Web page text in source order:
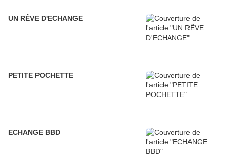
UN RÊVE D'ECHANGE
PETITE POCHETTE
ECHANGE BBD